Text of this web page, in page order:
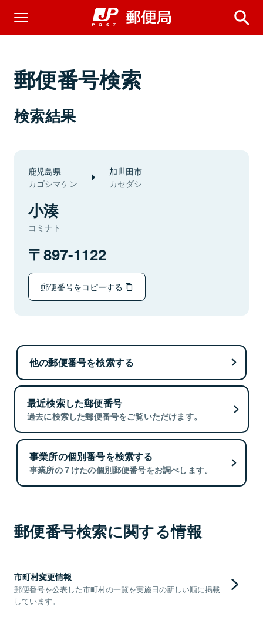
郵便番号検索
検索結果
鹿児島県
カゴシマケン
加世田市
カセダシ
小湊
コミナト
897-1122
郵便番号をコピーする
他の郵便番号を検索する
最近検索した郵便番号
過去に検索した郵便番号をご覧いただけます。
事業所の個別番号を検索する
事業所の７けたの個別郵便番号をお調べします。
郵便番号検索に関する情報
市町村変更情報
郵便番号を公表した市町村の一覧を実施日の新しい順に掲載
しています。